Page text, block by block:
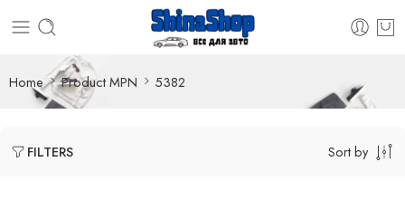
Home Product MPN 5382
FILTERS Sort by